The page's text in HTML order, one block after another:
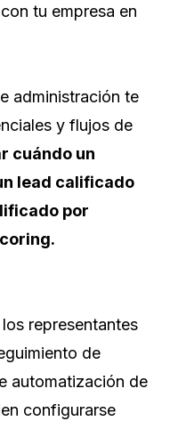
tu empresa en
administración te
y flujos de
cuándo un
lead calificado
por
representantes
de
automatización de
configurarse